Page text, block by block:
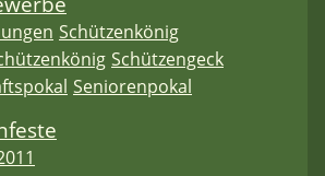
Schützenkönig
Schützengeck
Seniorenpokal